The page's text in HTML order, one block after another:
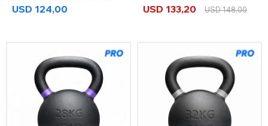
USD 124,00 USD 133,20 USD148,00